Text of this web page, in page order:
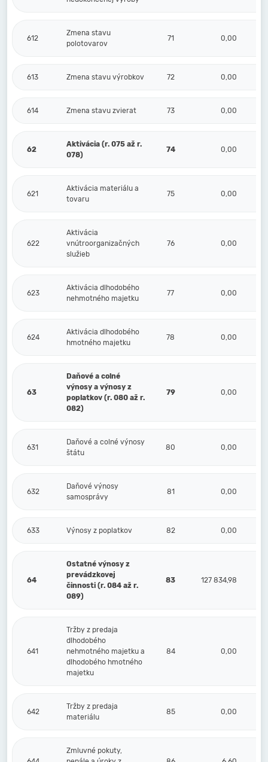
612
Zmena stavu
polotovarov
71 0,00
613 Zmena stavu výrobkov 72 0,00
614 Zmena stavu zvierat 73 0,00
62
Aktivácia (r. 075 až r.
078)
74 0,00
621
Aktivácia materiálu a
tovaru
75 0,00
622
Aktivácia
vnútroorganizačných
služieb
76 0,00
623
Aktivácia dlhodobého
nehmotného majetku
77 0,00
624
Aktivácia dlhodobého
hmotného majetku
78 0,00
63
Daňové a colné
výnosy a výnosy z
poplatkov (r. 080 až r.
082)
79 0,00
631
Daňové a colné výnosy
štátu
80 0,00
632
Daňové výnosy
samosprávy
81 0,00
633 Výnosy z poplatkov 82 0,00
64
Ostatné výnosy z
prevádzkovej
činnosti (r. 084 až r.
089)
83 127 834,98
641
Tržby z predaja
dlhodobého
nehmotného majetku a
dlhodobého hmotného
majetku
84 0,00
642
Tržby z predaja
materiálu
85 0,00
Zmluvné pokuty,